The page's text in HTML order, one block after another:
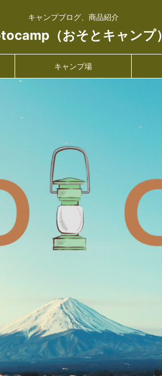
キャンプブログ、商品紹介
（おそとキャンプ）
キャンプ場